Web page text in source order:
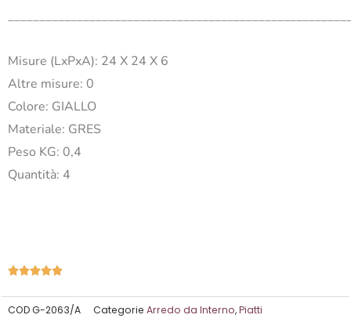
Misure (LxPxA): 24 X 24 X 6
Altre misure: 0
Colore: GIALLO
Materiale: GRES
Peso KG: 0,4
Quantità: 4
Valutazione
su
CODG-2063/A Categorie Arredo da Interno,Piatti